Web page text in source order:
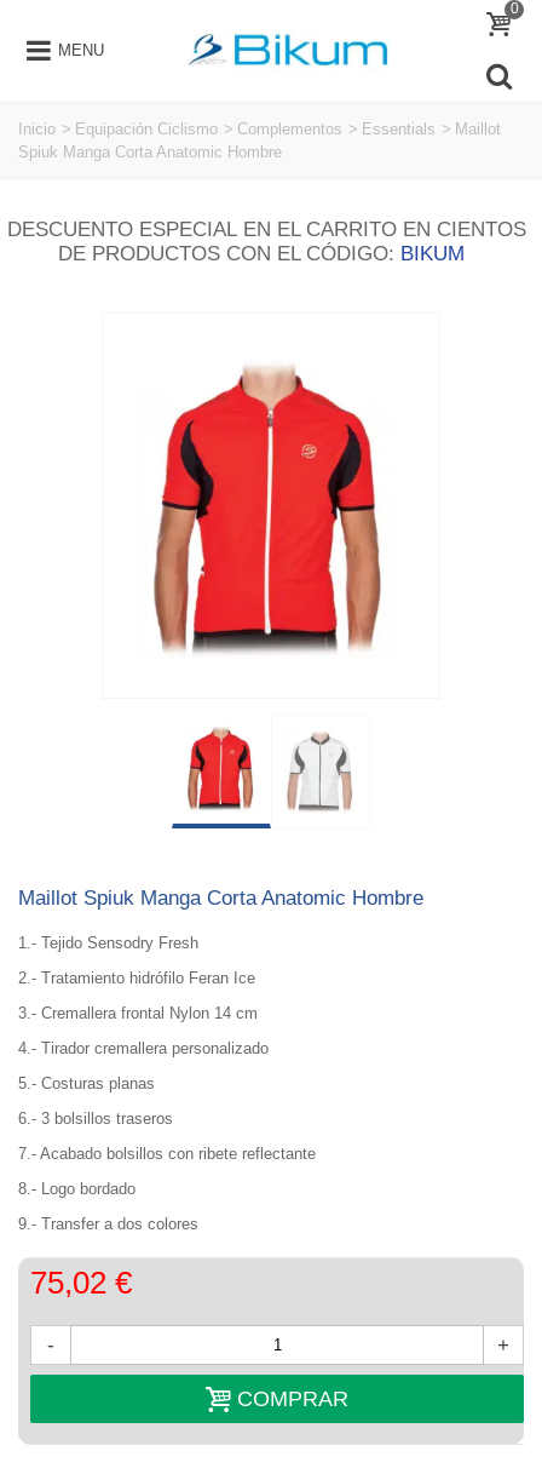
MENU
0
Inicio > Equipación Ciclismo > Complementos > Essentials > Maillot
Spiuk Manga Corta Anatomic Hombre
DESCUENTO ESPECIAL EN EL CARRITO EN CIENTOS
DE PRODUCTOS CON EL CÓDIGO: BIKUM
Maillot Spiuk Manga Corta Anatomic Hombre
1.- Tejido Sensodry Fresh
2.- Tratamiento hidrófilo Feran Ice
3.- Cremallera frontal Nylon 14 cm
4.- Tirador cremallera personalizado
5.- Costuras planas
6.- 3 bolsillos traseros
7.- Acabado bolsillos con ribete reflectante
8.- Logo bordado
9.- Transfer a dos colores
75,02 €
- +
COMPRAR